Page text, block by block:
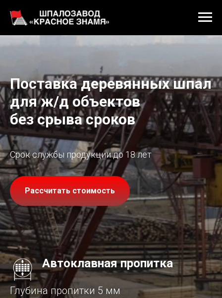
Поставка деревянных шпал
для ж/д объектов
без срыва сроков
Срок службы продукции до 18 лет
Рассчитать стоимость
Автоклавная пропитка
Глубина пропитки 5 мм